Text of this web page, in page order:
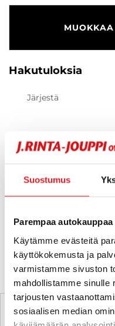
Suostumus
Parempaa
Käytämme evästeitä
käyttökokemusta ja
varmistamme sivuston
mahdollistamme sinulle
tarjousten
sosiaalisen median
Hakutuloksia
Järjestä
KATSO